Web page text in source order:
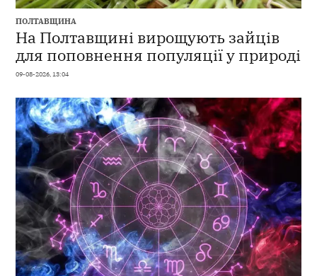
ПОЛТАВЩИНА
На Полтавщині вирощують зайців
для поповнення популяції у природі
09-08-2026, 13:04